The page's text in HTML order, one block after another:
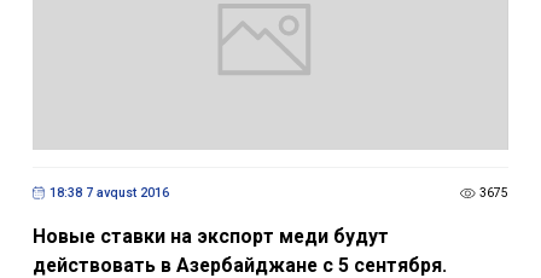
18:38 7 avqust 2016 3675
Новые ставки на экспорт меди будут
действовать в Азербайджане с 5 сентября.